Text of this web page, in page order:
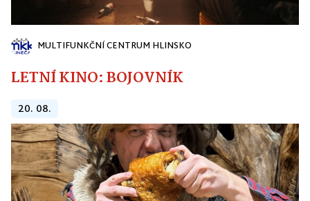
MULTIFUNKČNÍ CENTRUM HLINSKO
LETNÍ KINO: BOJOVNÍK
20. 08.